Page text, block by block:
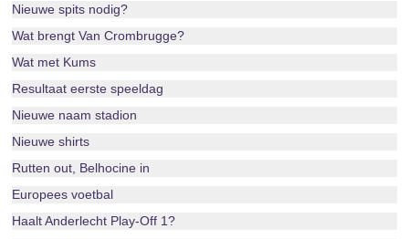
Nieuwe spits nodig?
Wat brengt Van Crombrugge?
Wat met Kums
Resultaat eerste speeldag
Nieuwe naam stadion
Nieuwe shirts
Rutten out, Belhocine in
Europees voetbal
Haalt Anderlecht Play-Off 1?